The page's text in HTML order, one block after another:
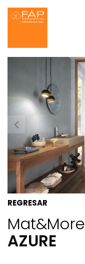
REGRESAR
Mat&more
AZURE